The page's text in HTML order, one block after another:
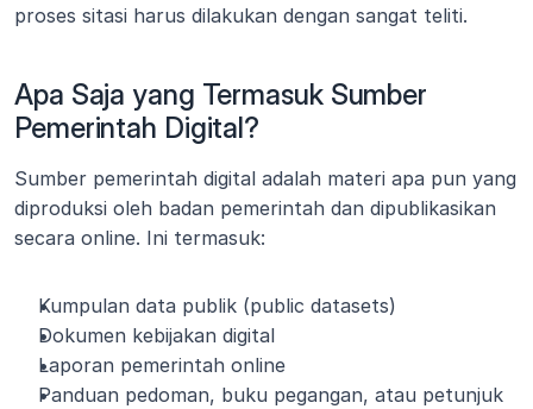
proses sitasi harus dilakukan dengan sangat teliti.
Apa Saja yang Termasuk Sumber
Pemerintah Digital?
Sumber pemerintah digital adalah materi apa pun yang
diproduksi oleh badan pemerintah dan dipublikasikan
secara online. Ini termasuk:
Kumpulan data publik (public datasets)
Dokumen kebijakan digital
Laporan pemerintah online
Panduan pedoman, buku pegangan, atau petunjuk